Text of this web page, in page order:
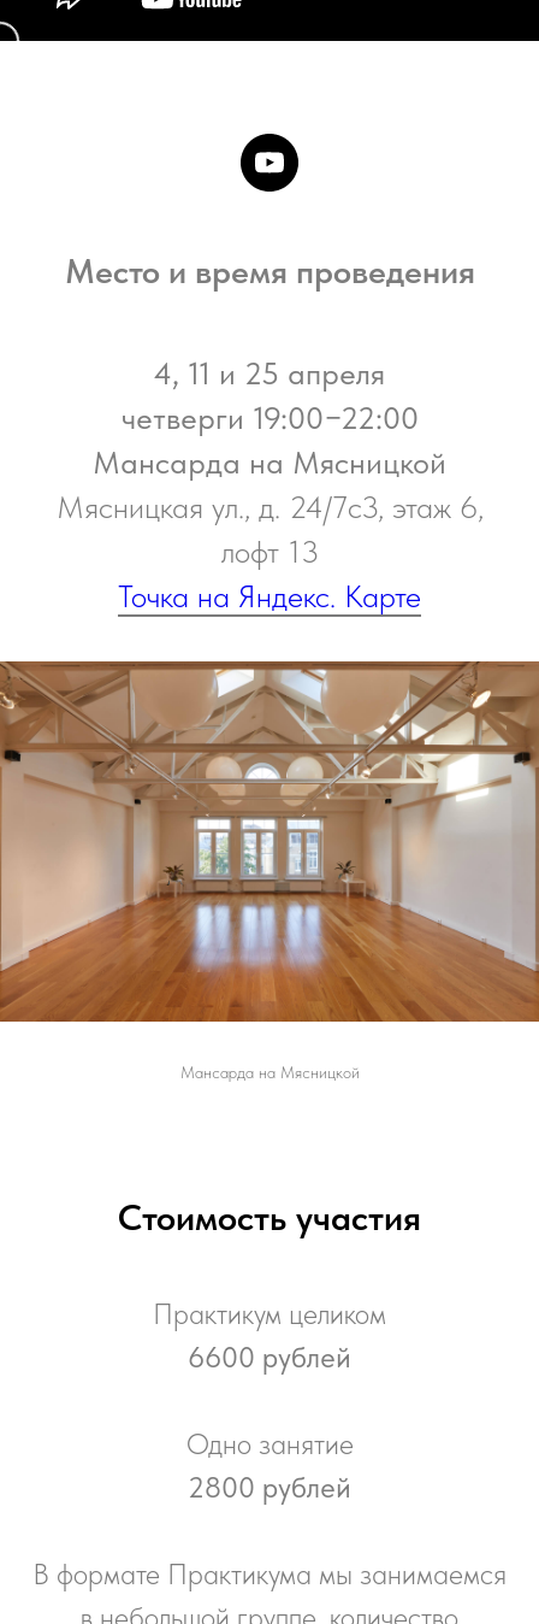
Место и время проведения
4, 11 и 25 апреля
четверги 19:00−22:00
Мансарда на Мясницкой
Мясницкая ул., д. 24/7с3, этаж 6,
лофт 13
Точка на Яндекс. Карте
Мансарда на Мясницкой
Стоимость участия
Практикум целиком
6600 рублей
Одно занятие
2800 рублей
В формате Практикума мы занимаемся
в небольшой группе, количество